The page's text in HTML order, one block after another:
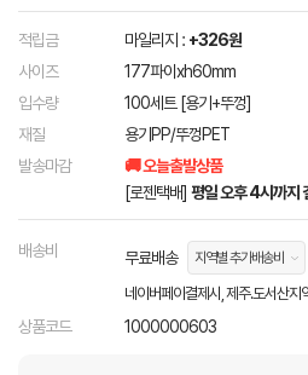
적립금 마일리지 : +326원
사이즈
177파이xh60mm
입수량
100세트 [용기+뚜껑]
재질
용기PP/뚜껑PET
발송마감
🚚 오늘출발상품
[로젠택배] 평일 오후 4시까지
배송비 무료배송 지역별 추가배송비
네이버페이결제시, 제주.도서산
상품코드 1000000603